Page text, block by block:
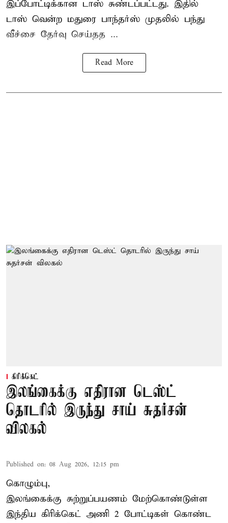
இப்போட்டிக்கான டாஸ் சுண்டப்பட்டது. இதில்
டாஸ் வென்ற மதுரை பாந்தர்ஸ் முதலில் பந்து
வீச்சை தேர்வு செய்தத ...
Read More
கிரிக்கெட்
இலங்கைக்கு எதிரான டெஸ்ட்
தொடரில் இருந்து சாய் சுதர்சன்
விலகல்
Published on: 08 Aug 2026, 12:15 pm
கொழும்பு,
இலங்கைக்கு சுற்றுப்பயணம் மேற்கொண்டுள்ள
இந்திய கிரிக்கெட் அணி 2 போட்டிகள் கொண்ட